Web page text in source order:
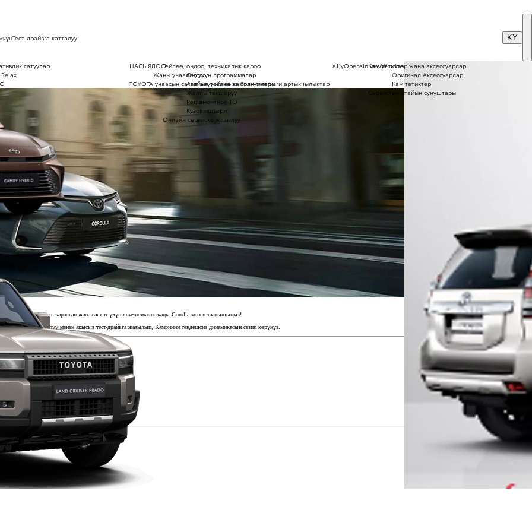
a11yOpensInNewWindow
НАСЫЯЛОО
Жаңы унаалар үчүн программалар
TOYOTA унаасын сатып алуу жана ээ болуу: негизги артыкчылыктар
Тейлөө, оңдоо, техникалык кароо
Оңдоо
Атайын тейлөө кампаниялары
Жалпы текшерүү
Регламентное ТО
Кузов иштери
Онлайн сервиске жазылуу
Кам тетиктер жана аксессуарлар
Оригинал Аксессуарлар
Кам тетиктер
Сервистин атайын сунуштары
сатуулар
Тест-драйвга катталуу KY
Шаар үчүн жаралган жана саякат үчүн кемчиликсиз жаңы Corolla менен таанышыңыз!
арызды толтуруу менен акысыз тест-драйвга жазылып, Камринин теңдешсиз динамикасын сезип көрүңүз.